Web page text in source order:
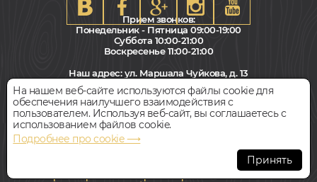
Прием звонков:
Понедельник - Пятница 09:00-19:00
Суббота 10:00-21:00
Воскресенье 11:00-21:00
Наш адрес:ул. Маршала Чуйкова, д. 13
Салон "Паркет Пол"
Всегда свободная парковка
© Интернет-магазин Polvamvdom.ru 2011-2026. Все права
При копировании материалов прямая ссылка на сайт
На нашем веб-сайте используются файлы cookie для
обеспечения наилучшего взаимодействия с
пользователем. Используя веб-сайт, вы соглашаетесь с
использованием файлов cookie.
Подробнее про cookie ⟶
Принять